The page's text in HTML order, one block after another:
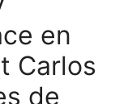
en
Carlos
de